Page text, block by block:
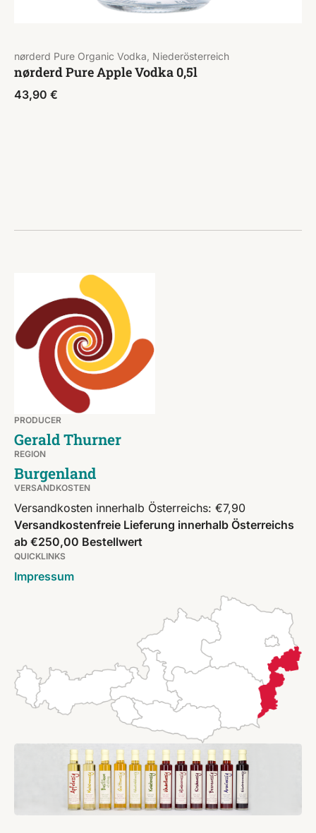
nørderd Pure Organic Vodka, Niederösterreich
nørderd Pure Apple Vodka 0,5l
43,90 €
PRODUCER
Gerald Thurner
REGION
Burgenland
VERSANDKOSTEN
Versandkosten innerhalb Österreichs: €7,90
Versandkostenfreie Lieferung innerhalb Österreichs
ab €250,00 Bestellwert
QUICKLINKS
Impressum